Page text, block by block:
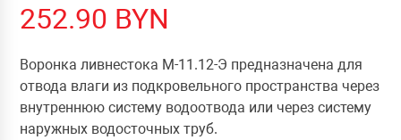
252.90 BYN
Воронка ливнестока М-11.12-Э предназначена для
отвода влаги из подкровельного пространства через
внутреннюю систему водоотвода или через систему
наружных водосточных труб.